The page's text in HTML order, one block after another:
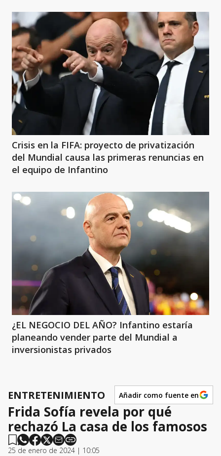
Crisis en la FIFA: proyecto de privatización
del Mundial causa las primeras renuncias en
el equipo de Infantino
¿EL NEGOCIO DEL AÑO? Infantino estaría
planeando vender parte del Mundial a
inversionistas privados
ENTRETENIMIENTO Añadir como fuente en
Frida Sofía revela por qué
rechazó La casa de los famosos
25 de enero de 2024 | 10:05